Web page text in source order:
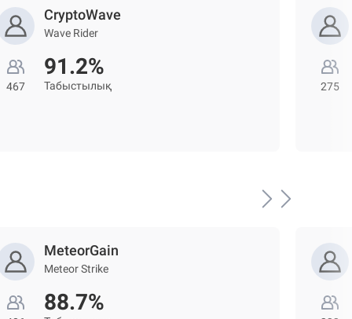
CryptoWave
Wave Rider
467
91.2%
Табыстылық 275
MeteorGain
Meteor Strike
88.7%